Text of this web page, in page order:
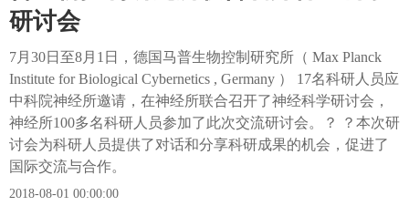
研讨会
7月30日至8月1日，德国马普生物控制研究所（ Max Planck
Institute for Biological Cybernetics , Germany ） 17名科研人员应
中科院神经所邀请，在神经所联合召开了神经科学研讨会，
神经所100多名科研人员参加了此次交流研讨会。？ ？本次研
讨会为科研人员提供了对话和分享科研成果的机会，促进了
国际交流与合作。
2018-08-01 00:00:00